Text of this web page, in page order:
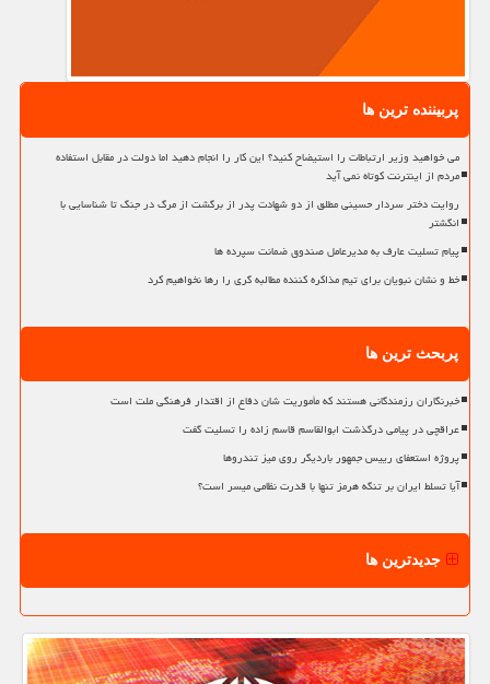
پربیننده ترین ها
می خواهید وزیر ارتباطات را استیضاح کنید؟ این کار را انجام دهید اما دولت در مقابل استفاده
مردم از اینترنت کوتاه نمی آید
روایت دختر سردار حسینی مطلق از دو شهادت پدر از برگشت از مرگ در جنگ تا شناسایی با
انگشتر
پیام تسلیت عارف به مدیرعامل صندوق ضمانت سپرده ها
خط و نشان نبویان برای تیم مذاکره کننده مطالبه گری را رها نخواهیم کرد
پربحث ترین ها
خبرنگاران رزمندگانی هستند که مأموریت شان دفاع از اقتدار فرهنگی ملت است
عراقچی در پیامی درگذشت ابوالقاسم قاسم زاده را تسلیت گفت
پروژه استعفای رییس جمهور باردیگر روی میز تندروها
آیا تسلط ایران بر تنگه هرمز تنها با قدرت نظامی میسر است؟
جدیدترین ها